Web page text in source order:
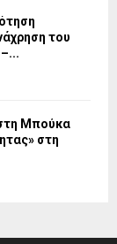
του
Μπούκα
στη